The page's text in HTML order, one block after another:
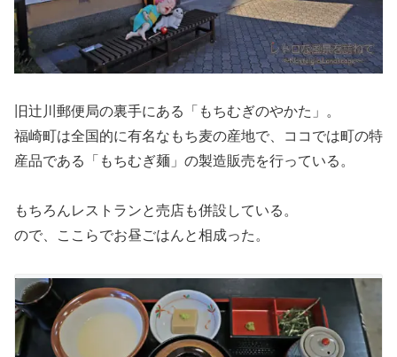
旧辻川郵便局の裏手にある「もちむぎのやかた」。
福崎町は全国的に有名なもち麦の産地で、ココでは町の特
産品である「もちむぎ麺」の製造販売を行っている。
もちろんレストランと売店も併設している。
ので、ここらでお昼ごはんと相成った。